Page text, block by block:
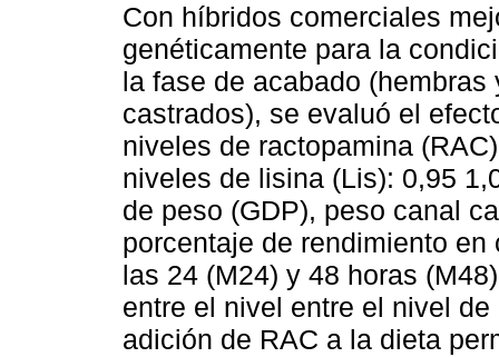
Con híbridos comerciales
genéticamente para la
la fase de acabado (hembras
castrados), se evaluó el
niveles de ractopamina
niveles de lisina (Lis): 0,95
de peso (GDP), peso canal
porcentaje de rendimiento
las 24 (M24) y 48 horas
entre el nivel entre el nivel
adición de RAC a la dieta